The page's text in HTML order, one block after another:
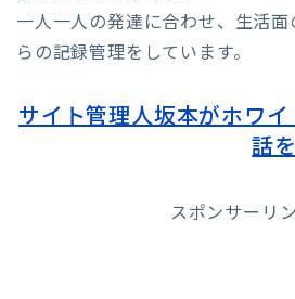
一人一人の発達に合わせ、生活
らの記録管理をしています。
サイト管理人坂本がホワ
話
スポンサーリ